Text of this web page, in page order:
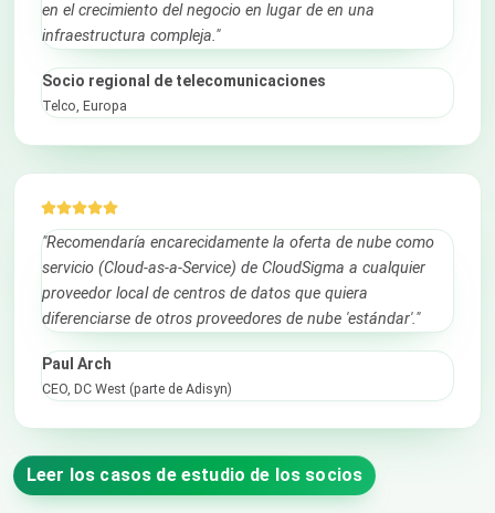
en el crecimiento del negocio en lugar de en una
infraestructura compleja."
Socio regional de telecomunicaciones
Telco, Europa
"Recomendaría encarecidamente la oferta de nube como
servicio (Cloud-as-a-Service) de CloudSigma a cualquier
proveedor local de centros de datos que quiera
diferenciarse de otros proveedores de nube 'estándar'."
Paul Arch
CEO, DC West (parte de Adisyn)
Leer los casos de estudio de los socios